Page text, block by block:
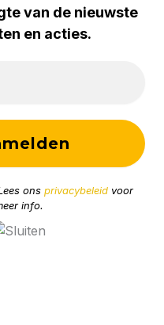
van de nieuwste
en acties.
ons privacybeleidvoor
info.